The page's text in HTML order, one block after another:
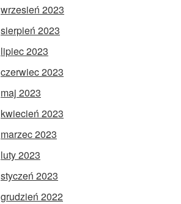
wrzesień 2023
sierpień 2023
lipiec 2023
czerwiec 2023
maj 2023
kwiecień 2023
marzec 2023
luty 2023
styczeń 2023
grudzień 2022